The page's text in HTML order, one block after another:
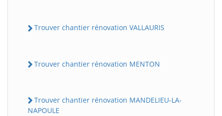
Trouver chantier rénovation VALLAURIS
Trouver chantier rénovation MENTON
Trouver chantier rénovation MANDELIEU-LA-
NAPOULE